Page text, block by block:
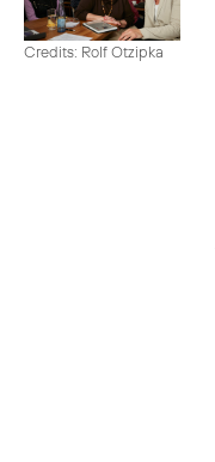
Credits: Rolf Otzipka